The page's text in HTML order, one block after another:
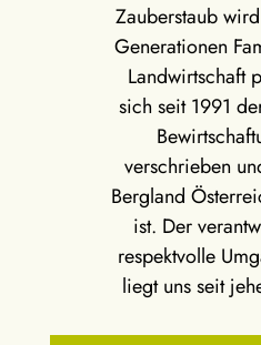
Zauberstaub
Generationen
Landwirtschaft
sich seit 1991
verschrieben
Bergland
ist. Der
respektvolle
liegt uns seit